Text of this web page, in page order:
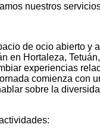
nuestros
de ocio abierto y
en Hortaleza,
experiencias
comienza con
sobre la